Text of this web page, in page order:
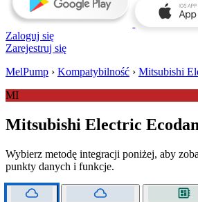
Zaloguj się
Zarejestruj się
MelPump › Kompatybilność › Mitsubishi
MI
Mitsubishi Electric Ecodan
Wybierz metodę integracji poniżej, aby
punkty danych i funkcje.
cloud cloud developer_board